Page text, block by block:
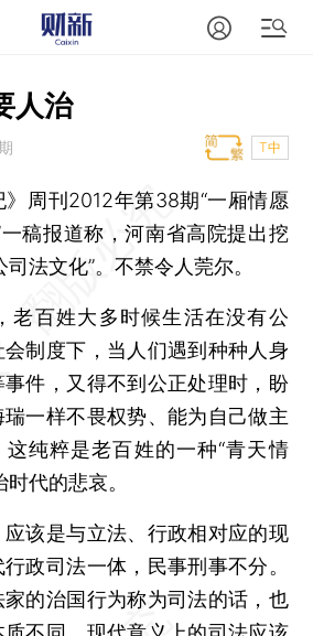
人治
T中
周刊2012年第38期“一厢情愿
一稿报道称，河南省高院提出挖
法文化”。不禁令人莞尔。
百姓大多时候生活在没有公
制度下，当人们遇到种种人身
件，又得不到公正处理时，盼
一样不畏权势、能为自己做主
这纯粹是老百姓的一种“青天情
代的悲哀。
是与立法、行政相对应的现
政司法一体，民事刑事不分。
的治国行为称为司法的话，也